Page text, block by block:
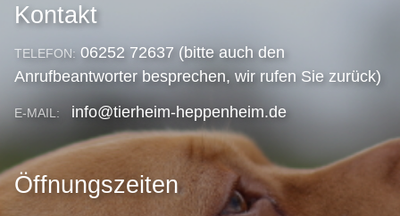
Kontakt
TELEFON: 06252 72637 (bitte auch den
Anrufbeantworter besprechen, wir rufen Sie zurück)
E-MAIL: info@tierheim-heppenheim.de
Öffnungszeiten